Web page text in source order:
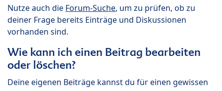
Nutze auch die Forum-Suche, um zu prüfen, ob zu
deiner Frage bereits Einträge und Diskussionen
vorhanden sind.
Wie kann ich einen Beitrag bearbeiten
oder löschen?
Deine eigenen Beiträge kannst du für einen gewissen